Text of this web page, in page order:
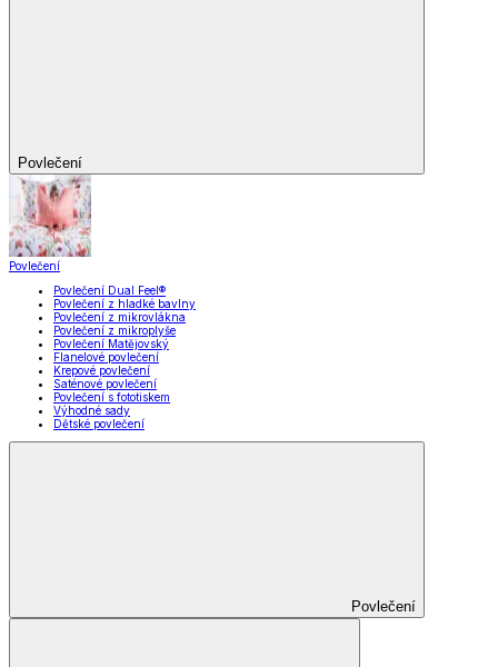
Povlečení
Povlečení
Povlečení Dual Feel®
Povlečení z hladké bavlny
Povlečení z mikrovlákna
Povlečení z mikroplyše
Povlečení Matějovský
Flanelové povlečení
Krepové povlečení
Saténové povlečení
Povlečení s fototiskem
Výhodné sady
Dětské povlečení
Povlečení